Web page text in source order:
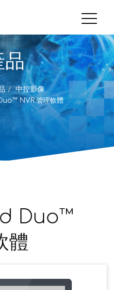
品
中控影像
NVR 管理軟體
Duo™
體